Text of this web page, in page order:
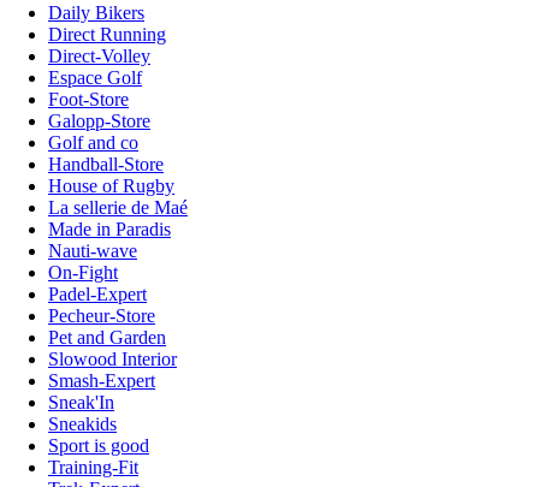
Daily Bikers
Direct Running
Direct-Volley
Espace Golf
Foot-Store
Galopp-Store
Golf and co
Handball-Store
House of Rugby
La sellerie de Maé
Made in Paradis
Nauti-wave
On-Fight
Padel-Expert
Pecheur-Store
Pet and Garden
Slowood Interior
Smash-Expert
Sneak'In
Sneakids
Sport is good
Training-Fit